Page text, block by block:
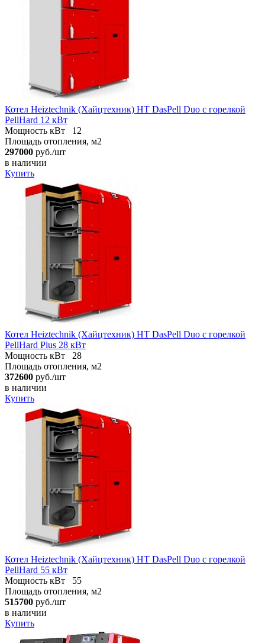
Котел Heiztechnik (Хайцтехник) HT DasPell Duo с горелкой
PellHard 12 кВт
Мощность кВт
12
Площадь отопления, м2
297000 руб./шт
в наличии
Купить
Котел Heiztechnik (Хайцтехник) HT DasPell Duo с горелкой
PellHard Plus 28 кВт
Мощность кВт
28
Площадь отопления, м2
372600 руб./шт
в наличии
Купить
Котел Heiztechnik (Хайцтехник) HT DasPell Duo с горелкой
PellHard 55 кВт
Мощность кВт
55
Площадь отопления, м2
515700 руб./шт
в наличии
Купить